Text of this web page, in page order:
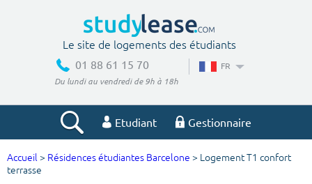
Le site de logements des étudiants
01 88 61 15 70
Du lundi au vendredi de 9h à 18h
FR
Etudiant Gestionnaire
Votre recherche
Accueil > Résidences étudiantes Barcelone > Logement T1 confort
terrasse